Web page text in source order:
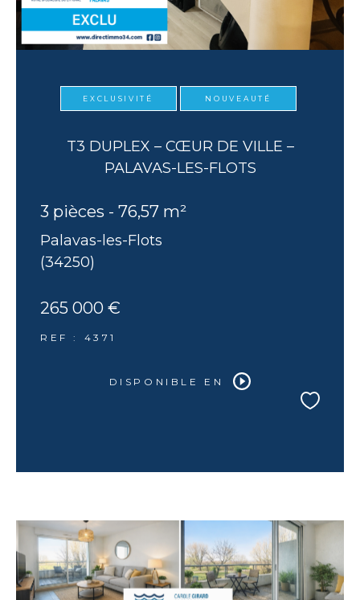
EXCLUSIVITÉ NOUVEAUTÉ
T3 DUPLEX – CŒUR DE VILLE –
PALAVAS-LES-FLOTS
3 pièces - 76,57 m²
Palavas-les-Flots
(34250)
265 000 €
REF : 4371
DISPONIBLE EN